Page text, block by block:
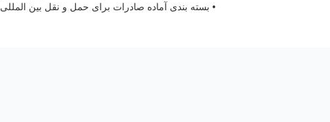
• بسته بندی آماده صادرات برای حمل و نقل بین المللی